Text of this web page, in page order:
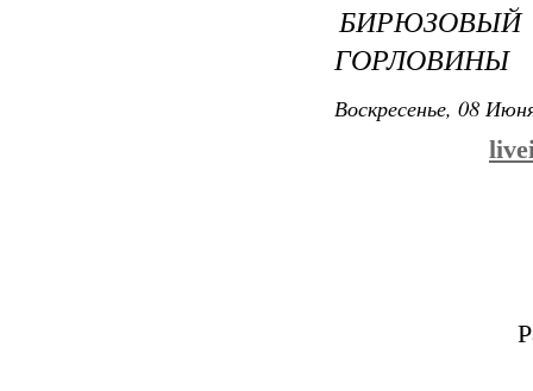
ГОРЛОВИНЫ
Воскресенье, 08